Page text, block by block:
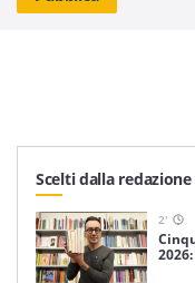
Scelti dalla redazione
2'